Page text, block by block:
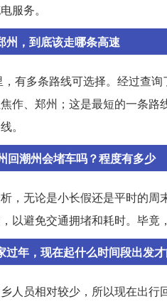
服务。
州，到底该走哪条高速
有多条路线可选择。经过查
作、郑州；这是最短的一条
。
回潮州会堵车吗？程度有多少
，无论是小长假还是平时的
以避免交通拥堵和耗时。毕竟
过年，现在起什么时间段出发
人员相对较少，所以现在出